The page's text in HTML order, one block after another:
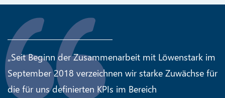
„Seit Beginn der Zusammenarbeit mit Löwenstark im
September 2018 verzeichnen wir starke Zuwächse für
die für uns definierten KPIs im Bereich